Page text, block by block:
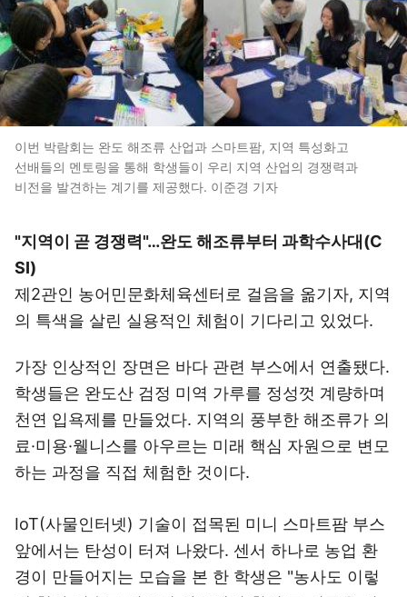
이번 박람회는 완도 해조류 산업과 스마트팜, 지역 특성화고
선배들의 멘토링을 통해 학생들이 우리 지역 산업의 경쟁력과
비전을 발견하는 계기를 제공했다. 이준경 기자
"지역이 곧 경쟁력"…완도 해조류부터 과학수사대(C
SI)
제2관인 농어민문화체육센터로 걸음을 옮기자, 지역
의 특색을 살린 실용적인 체험이 기다리고 있었다.
가장 인상적인 장면은 바다 관련 부스에서 연출됐다.
학생들은 완도산 검정 미역 가루를 정성껏 계량하며
천연 입욕제를 만들었다. 지역의 풍부한 해조류가 의
료·미용·웰니스를 아우르는 미래 핵심 자원으로 변모
하는 과정을 직접 체험한 것이다.
IoT(사물인터넷) 기술이 접목된 미니 스마트팜 부스
앞에서는 탄성이 터져 나왔다. 센서 하나로 농업 환
경이 만들어지는 모습을 본 한 학생은 "농사도 이렇